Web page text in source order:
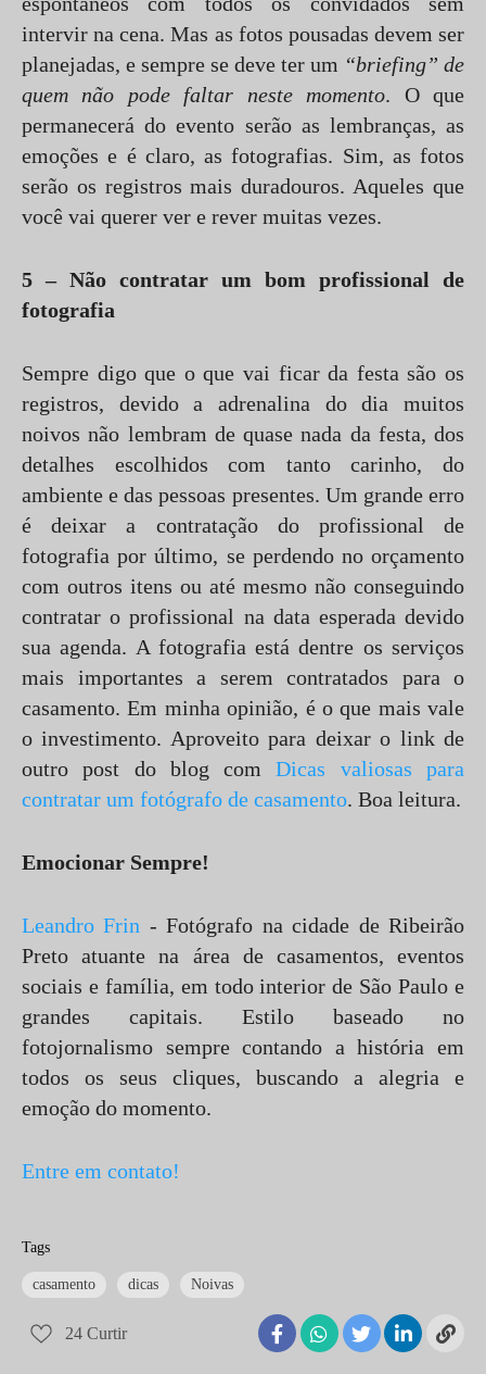
intervir na cena. Mas as fotos pousadas devem ser
planejadas, e sempre se deve ter um “briefing” de
quem não pode faltar neste momento. O que
permanecerá do evento serão as lembranças, as
emoções e é claro, as fotografias. Sim, as fotos
serão os registros mais duradouros. Aqueles que
você vai querer ver e rever muitas vezes.
5 – Não contratar um bom profissional de
fotografia
Sempre digo que o que vai ficar da festa são os
registros, devido a adrenalina do dia muitos
noivos não lembram de quase nada da festa, dos
detalhes escolhidos com tanto carinho, do
ambiente e das pessoas presentes. Um grande erro
é deixar a contratação do profissional de
fotografia por último, se perdendo no orçamento
com outros itens ou até mesmo não conseguindo
contratar o profissional na data esperada devido
sua agenda. A fotografia está dentre os serviços
mais importantes a serem contratados para o
casamento. Em minha opinião, é o que mais vale
o investimento. Aproveito para deixar o link de
outro post do blog comDicas valiosas para
contratar um fotógrafo de casamento. Boa leitura.
Emocionar Sempre!
Leandro Frin - Fotógrafo na cidade de Ribeirão
Preto atuante na área de casamentos, eventos
sociais e família, em todo interior de São Paulo e
grandes capitais. Estilo baseado no
fotojornalismo sempre contando a história em
todos os seus cliques, buscando a alegria e
emoção do momento.
Entre em contato!
Tags
casamento dicas Noivas
24 Curtir